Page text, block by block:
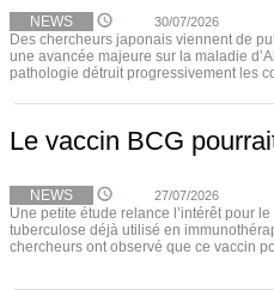
NEWS 30/07/2026
Des chercheurs japonais viennent de
une avancée majeure sur la maladie
pathologie détruit progressivement les
Le vaccin BCG
NEWS 27/07/2026
Une petite étude relance l’intérêt pour
tuberculose déjà utilisé en
chercheurs ont observé que ce vaccin